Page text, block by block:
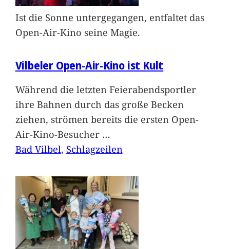
Ist die Sonne untergegangen, entfaltet das
Open-Air-Kino seine Magie.
Vilbeler Open-Air-Kino ist Kult
Während die letzten Feierabendsportler
ihre Bahnen durch das große Becken
ziehen, strömen bereits die ersten Open-
Air-Kino-Besucher …
Bad Vilbel, Schlagzeilen